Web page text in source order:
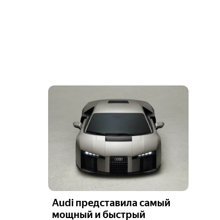
Audi представила самый
мощный и быстрый